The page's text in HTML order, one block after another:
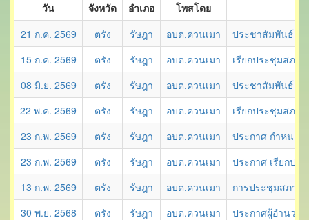
วัน
จังหวัด อำเภอ
โพสโดย
21 ก.ค. 2569
ตรัง รัษฎา อบต.ควนเมา
ประชาสัมพันธ์เข้
15 ก.ค. 2569
ตรัง รัษฎา อบต.ควนเมา
เรียกประชุมสภา
08 มิ.ย. 2569
ตรัง รัษฎา อบต.ควนเมา
ประชาสัมพันธ์เข้
22 พ.ค. 2569
ตรัง รัษฎา อบต.ควนเมา
เรียกประชุมสภา
23 ก.พ. 2569
ตรัง รัษฎา อบต.ควนเมา
ประกาศ กำหนด
23 ก.พ. 2569
ตรัง รัษฎา อบต.ควนเมา
ประกาศ เรียกปร
13 ก.พ. 2569
ตรัง รัษฎา อบต.ควนเมา
การประชุมสภาอ
30 พ.ย. 2568
ตรัง รัษฎา อบต.ควนเมา
ประกาศผู้อำนวย